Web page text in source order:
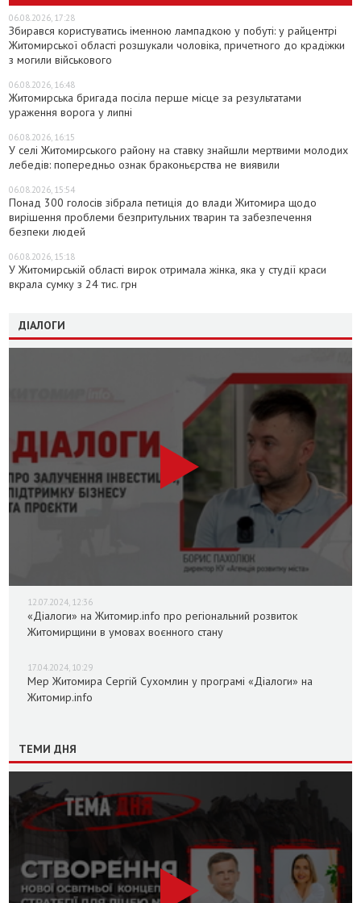
06.08.2026, 17:28
Збирався користуватись іменною лампадкою у побуті: у райцентрі
Житомирської області розшукали чоловіка, причетного до крадіжки
з могили військового
06.08.2026, 16:48
Житомирська бригада посіла перше місце за результатами
ураження ворога у липні
06.08.2026, 16:15
У селі Житомирського району на ставку знайшли мертвими молодих
лебедів: попередньо ознак браконьєрства не виявили
06.08.2026, 15:54
Понад 300 голосів зібрала петиція до влади Житомира щодо
вирішення проблеми безпритульних тварин та забезпечення
безпеки людей
06.08.2026, 15:18
У Житомирській області вирок отримала жінка, яка у студії краси
вкрала сумку з 24 тис. грн
ДІАЛОГИ
12.07.2024, 12:36
«Діалоги» на Житомир.info про регіональний розвиток
Житомирщини в умовах воєнного стану
17.04.2024, 10:29
Мер Житомира Сергій Сухомлин у програмі «Діалоги» на
Житомир.info
ТЕМИ ДНЯ